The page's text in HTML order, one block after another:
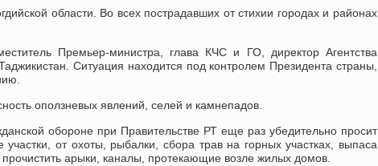
области. Во всех пострадавших от стихии городах и районах
Премьер-министра, глава КЧС и ГО, директор Агентства
Ситуация находится под контролем Президента страны,
оползневых явлений, селей и камнепадов.
обороне при Правительстве РТ еще раз убедительно просит
от охоты, рыбалки, сбора трав на горных участках, выпаса
арыки, каналы, протекающие возле жилых домов.